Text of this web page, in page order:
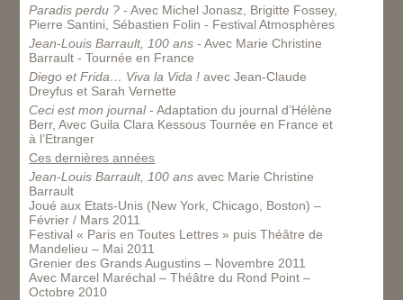
Paradis perdu ? - Avec Michel Jonasz, Brigitte Fossey,
Pierre Santini, Sébastien Folin - Festival Atmosphères
Jean-Louis Barrault, 100 ans - Avec Marie Christine
Barrault - Tournée en France
Diego et Frida… Viva la Vida ! avec Jean-Claude
Dreyfus et Sarah Vernette
Ceci est mon journal- Adaptation du journal d’Hélène
Berr, Avec Guila Clara Kessous Tournée en France et
à l’Etranger
Ces dernières années
Jean-Louis Barrault, 100 ans avec Marie Christine
Barrault
Joué aux Etats-Unis (New York, Chicago, Boston) –
Février / Mars 2011
Festival « Paris en Toutes Lettres » puis Théâtre de
Mandelieu – Mai 2011
Grenier des Grands Augustins – Novembre 2011
Avec Marcel Maréchal – Théâtre du Rond Point –
Octobre 2010